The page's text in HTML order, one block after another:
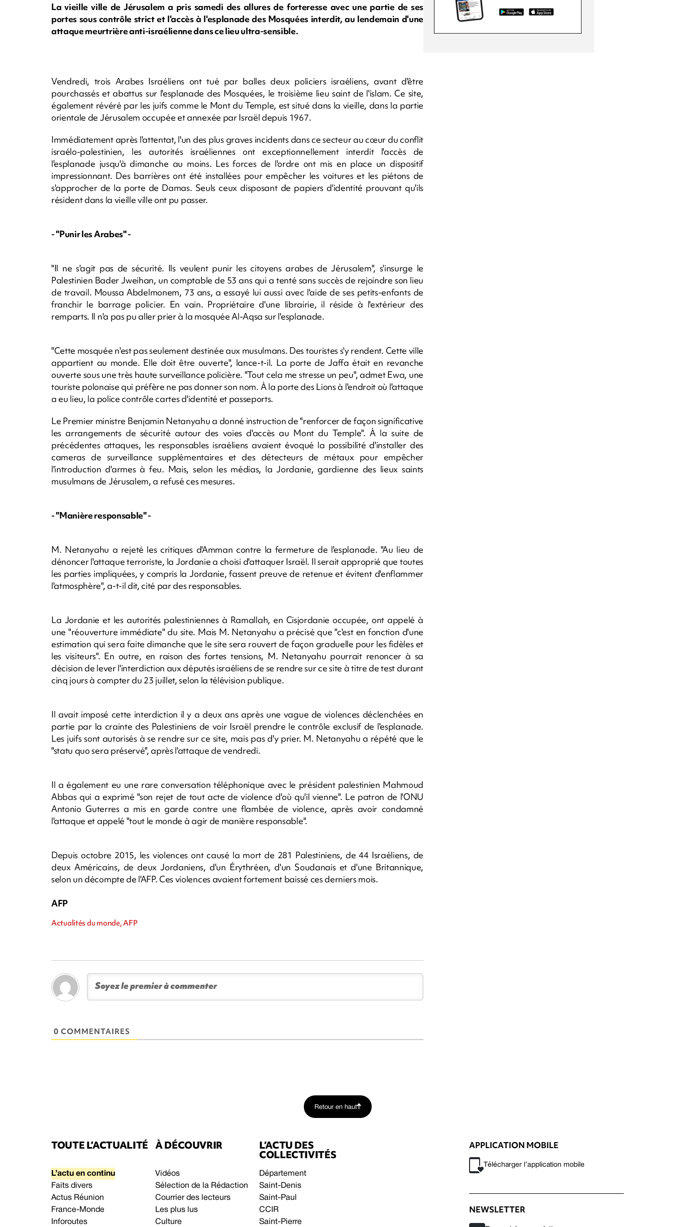
La vieille ville de Jérusalem a pris samedi des allures de forteresse avec une partie de ses
portes sous contrôle strict et l'accès à l'esplanade des Mosquées interdit, au lendemain d'une
attaque meurtrière anti-israélienne dans ce lieu ultra-sensible.
Vendredi, trois Arabes Israéliens ont tué par balles deux policiers israéliens, avant d'être
pourchassés et abattus sur l'esplanade des Mosquées, le troisième lieu saint de l'islam. Ce site,
également révéré par les juifs comme le Mont du Temple, est situé dans la vieille, dans la partie
orientale de Jérusalem occupée et annexée par Israël depuis 1967.
Immédiatement après l'attentat, l'un des plus graves incidents dans ce secteur au cœur du conflit
israélo-palestinien, les autorités israéliennes ont exceptionnellement interdit l'accès de
l'esplanade jusqu'à dimanche au moins. Les forces de l'ordre ont mis en place un dispositif
impressionnant. Des barrières ont été installées pour empêcher les voitures et les piétons de
s'approcher de la porte de Damas. Seuls ceux disposant de papiers d'identité prouvant qu'ils
résident dans la vieille ville ont pu passer.
- "Punir les Arabes" -
"Il ne s'agit pas de sécurité. Ils veulent punir les citoyens arabes de Jérusalem", s'insurge le
Palestinien Bader Jweihan, un comptable de 53 ans qui a tenté sans succès de rejoindre son lieu
de travail. Moussa Abdelmonem, 73 ans, a essayé lui aussi avec l'aide de ses petits-enfants de
franchir le barrage policier. En vain. Propriétaire d'une librairie, il réside à l'extérieur des
remparts. Il n'a pas pu aller prier à la mosquée Al-Aqsa sur l'esplanade.
"Cette mosquée n'est pas seulement destinée aux musulmans. Des touristes s'y rendent. Cette ville
appartient au monde. Elle doit être ouverte", lance-t-il. La porte de Jaffa était en revanche
ouverte sous une très haute surveillance policière. "Tout cela me stresse un peu", admet Ewa, une
touriste polonaise qui préfère ne pas donner son nom. À la porte des Lions à l'endroit où l'attaque
a eu lieu, la police contrôle cartes d'identité et passeports.
Le Premier ministre Benjamin Netanyahu a donné instruction de "renforcer de façon significative
les arrangements de sécurité autour des voies d'accès au Mont du Temple". À la suite de
précédentes attaques, les responsables israéliens avaient évoqué la possibilité d'installer des
cameras de surveillance supplémentaires et des détecteurs de métaux pour empêcher
l'introduction d'armes à feu. Mais, selon les médias, la Jordanie, gardienne des lieux saints
musulmans de Jérusalem, a refusé ces mesures.
- "Manière responsable" -
M. Netanyahu a rejeté les critiques d'Amman contre la fermeture de l'esplanade. "Au lieu de
dénoncer l'attaque terroriste, la Jordanie a choisi d'attaquer Israël. Il serait approprié que toutes
les parties impliquées, y compris la Jordanie, fassent preuve de retenue et évitent d'enflammer
l'atmosphère", a-t-il dit, cité par des responsables.
La Jordanie et les autorités palestiniennes à Ramallah, en Cisjordanie occupée, ont appelé à
une "réouverture immédiate" du site. Mais M. Netanyahu a précisé que "c'est en fonction d'une
estimation qui sera faite dimanche que le site sera rouvert de façon graduelle pour les fidèles et
les visiteurs". En outre, en raison des fortes tensions, M. Netanyahu pourrait renoncer à sa
décision de lever l'interdiction aux députés israéliens de se rendre sur ce site à titre de test durant
cinq jours à compter du 23 juillet, selon la télévision publique.
Il avait imposé cette interdiction il y a deux ans après une vague de violences déclenchées en
partie par la crainte des Palestiniens de voir Israël prendre le contrôle exclusif de l'esplanade.
Les juifs sont autorisés à se rendre sur ce site, mais pas d'y prier. M. Netanyahu a répété que le
"statu quo sera préservé", après l'attaque de vendredi.
Il a également eu une rare conversation téléphonique avec le président palestinien Mahmoud
Abbas qui a exprimé "son rejet de tout acte de violence d'où qu'il vienne". Le patron de l'ONU
Antonio Guterres a mis en garde contre une flambée de violence, après avoir condamné
l'attaque et appelé "tout le monde à agir de manière responsable".
Depuis octobre 2015, les violences ont causé la mort de 281 Palestiniens, de 44 Israéliens, de
deux Américains, de deux Jordaniens, d'un Érythréen, d'un Soudanais et d'une Britannique,
selon un décompte de l'AFP. Ces violences avaient fortement baissé ces derniers mois.
AFP
Actualités du monde, AFP
0 COMMENTAIRES
Retour en haut
TOUTE L’ACTUALITÉ
L’actu en continu
Faits divers
Actus Réunion
France-Monde
Inforoutes
À DÉCOUVRIR
Vidéos
Sélection de la Rédaction
Courrier des lecteurs
Les plus lus
Culture
L’ACTU DES
COLLECTIVITÉS
Département
Saint-Denis
Saint-Paul
CCIR
Saint-Pierre
APPLICATION MOBILE
Télécharger l’application mobile
NEWSLETTER